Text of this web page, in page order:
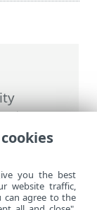
>
you the best
website traffic,
can agree to the